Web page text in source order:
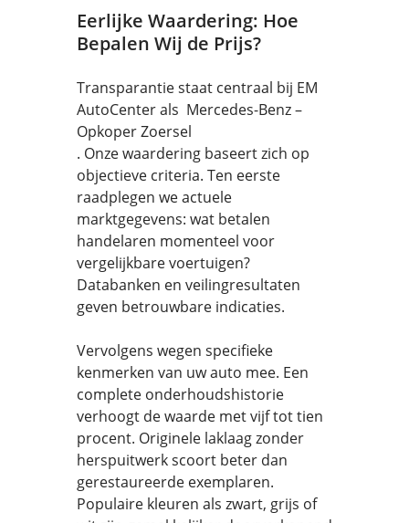
Eerlijke Waardering: Hoe
Bepalen Wij de Prijs?
Transparantie staat centraal bij EM
AutoCenter als Mercedes-Benz –
Opkoper Zoersel
. Onze waardering baseert zich op
objectieve criteria. Ten eerste
raadplegen we actuele
marktgegevens: wat betalen
handelaren momenteel voor
vergelijkbare voertuigen?
Databanken en veilingresultaten
geven betrouwbare indicaties.
Vervolgens wegen specifieke
kenmerken van uw auto mee. Een
complete onderhoudshistorie
verhoogt de waarde met vijf tot tien
procent. Originele laklaag zonder
herspuitwerk scoort beter dan
gerestaureerde exemplaren.
Populaire kleuren als zwart, grijs of